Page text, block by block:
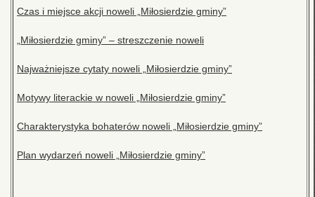
Czas i miejsce akcji noweli „Miłosierdzie gminy”
„Miłosierdzie gminy” – streszczenie noweli
Najważniejsze cytaty noweli „Miłosierdzie gminy”
Motywy literackie w noweli „Miłosierdzie gminy”
Charakterystyka bohaterów noweli „Miłosierdzie gminy”
Plan wydarzeń noweli „Miłosierdzie gminy”